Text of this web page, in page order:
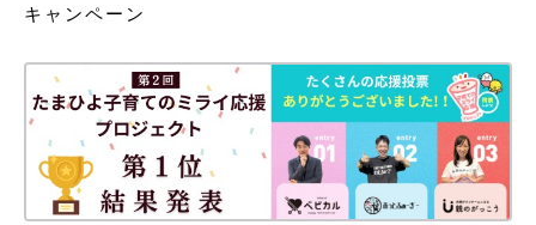
キャンペーン